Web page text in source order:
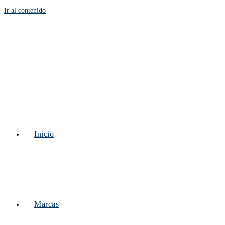
Ir al contenido
Inicio
Marcas